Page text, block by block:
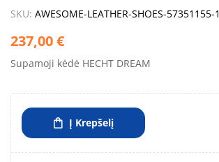
SKU: AWESOME-LEATHER-SHOES-57351155-1
237,00€
Supamoji kėdė HECHT DREAM
Į Krepšelį